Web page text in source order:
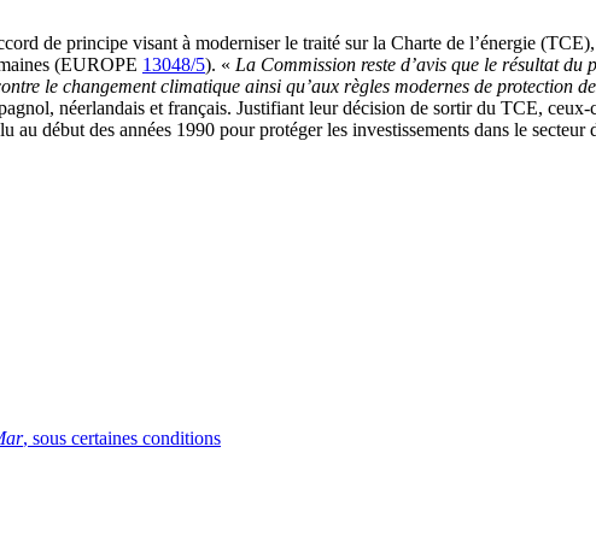
de principe visant à moderniser le traité sur la Charte de l’énergie
(EUROPE 13048/5). « La Commission reste d’avis que le résultat du
le changement climatique ainsi qu’aux règles modernes de protection
néerlandais et français. Justifiant leur décision de sortir du TCE, ceux-
début des années 1990 pour protéger les investissements dans le secteur
, sous certaines conditions